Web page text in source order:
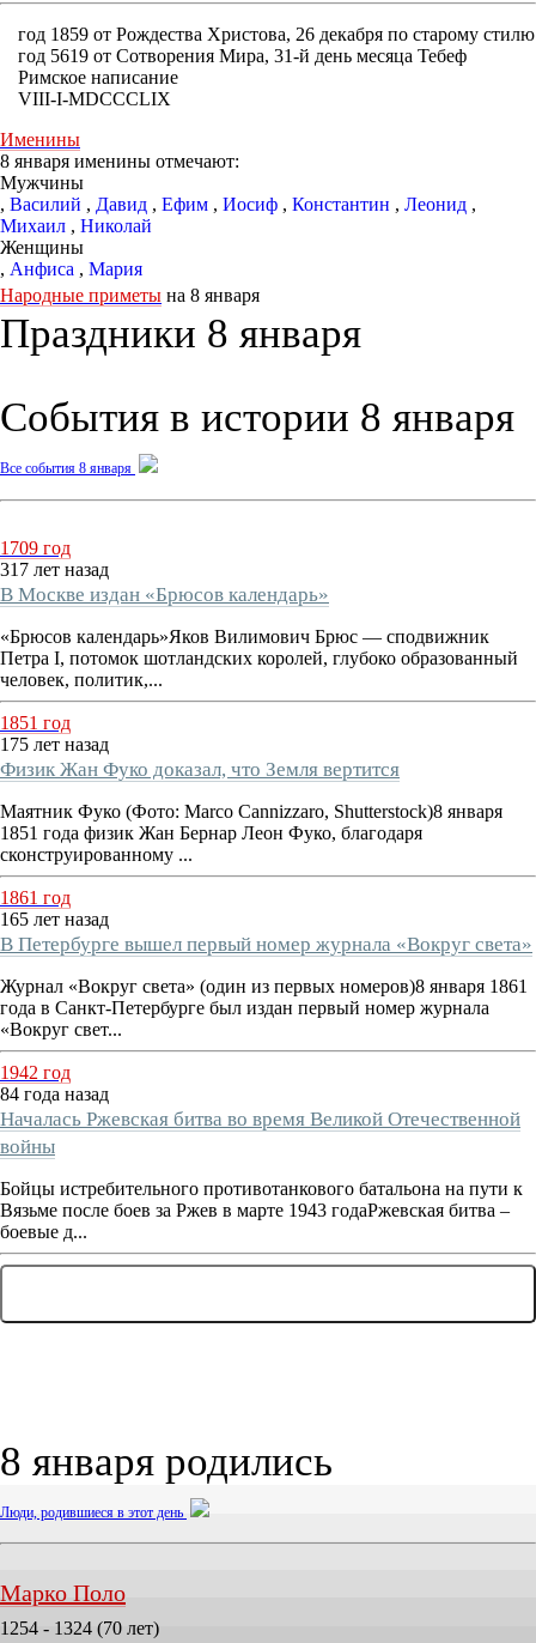
год 1859 от Рождества Христова, 26 декабря по старому стилю
год 5619 от Сотворения Мира, 31-й день месяца Тебеф
Римское написание
VIII-I-MDCCCLIX
Именины
8 января именины отмечают:
Мужчины
, Василий , Давид , Ефим , Иосиф , Константин , Леонид ,
Михаил , Николай
Женщины
, Анфиса , Мария
Народные приметы на 8 января
Праздники 8 января
События в истории 8 января
Все события 8 января
1709 год
317 лет назад
В Москве издан «Брюсов календарь»
«Брюсов календарь»Яков Вилимович Брюс — сподвижник
Петра I, потомок шотландских королей, глубоко образованный
человек, политик,...
1851 год
175 лет назад
Физик Жан Фуко доказал, что Земля вертится
Маятник Фуко (Фото: Marco Cannizzaro, Shutterstock)8 января
1851 года физик Жан Бернар Леон Фуко, благодаря
сконструированному ...
1861 год
165 лет назад
В Петербурге вышел первый номер журнала «Вокруг света»
Журнал «Вокруг света» (один из первых номеров)8 января 1861
года в Санкт-Петербурге был издан первый номер журнала
«Вокруг свет...
1942 год
84 года назад
Началась Ржевская битва во время Великой Отечественной
войны
Бойцы истребительного противотанкового батальона на пути к
Вязьме после боев за Ржев в марте 1943 годаРжевская битва –
боевые д...
8 января родились
Люди, родившиеся в этот день
Марко Поло
1254 - 1324 (70 лет)